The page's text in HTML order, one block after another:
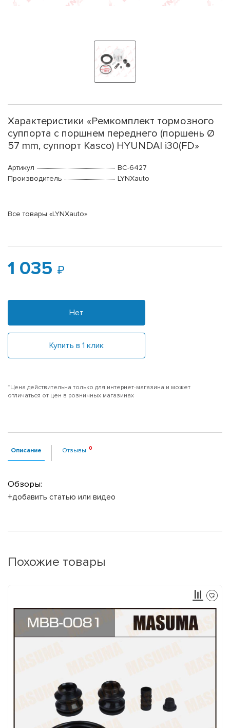
Характеристики «Ремкомплект тормозного
суппорта с поршнем переднего (поршень Ø
57 mm, суппорт Kasco) HYUNDAI i30(FD»
Артикул
BC-6427
Производитель
LYNXauto
Все товары «LYNXauto»
1 035
Нет
Купить в 1 клик
*Цена действительна только для интернет-магазина и может
отличаться от цен в розничных магазинах
Описание Отзывы
Обзоры:
+добавить статью или видео
Похожие товары